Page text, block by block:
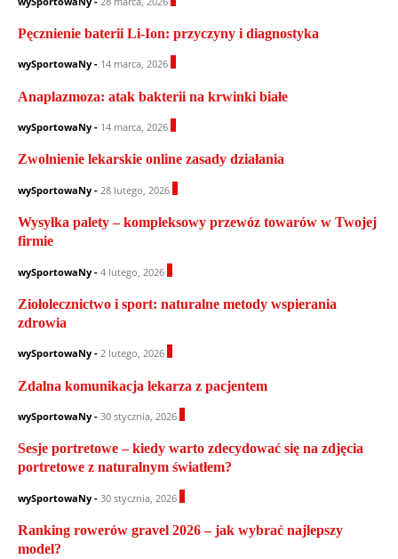
Pęcznienie baterii Li-Ion: przyczyny i diagnostyka
wySportowaNy - 14 marca, 2026
Anaplazmoza: atak bakterii na krwinki białe
wySportowaNy - 14 marca, 2026
Zwolnienie lekarskie online zasady działania
wySportowaNy - 28 lutego, 2026
Wysyłka palety – kompleksowy przewóz towarów w Twojej
firmie
wySportowaNy - 4 lutego, 2026
Ziołolecznictwo i sport: naturalne metody wspierania
zdrowia
wySportowaNy - 2 lutego, 2026
Zdalna komunikacja lekarza z pacjentem
wySportowaNy - 30 stycznia, 2026
Sesje portretowe – kiedy warto zdecydować się na zdjęcia
portretowe z naturalnym światłem?
wySportowaNy - 30 stycznia, 2026
Ranking rowerów gravel 2026 – jak wybrać najlepszy
model?